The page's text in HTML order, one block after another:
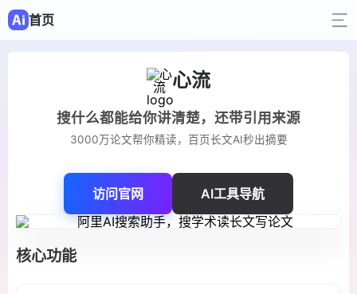
首页
心流
搜什么都能给你讲清楚，还带引用来源
3000万论文帮你精读，百页长文AI秒出摘要
访问官网 AI工具导航
核心功能